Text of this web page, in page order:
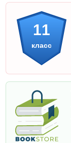
11
класс